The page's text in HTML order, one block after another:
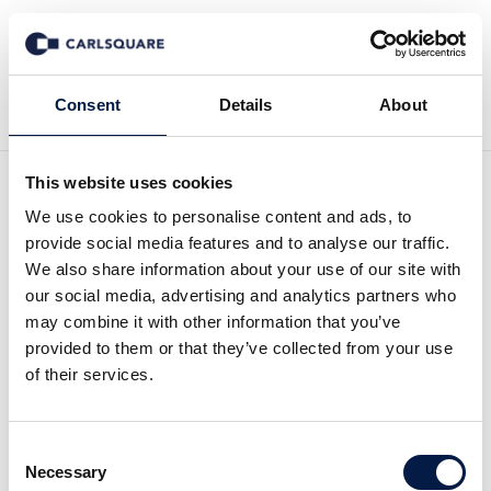
Consent Details About
This website uses cookies
We use cookies to personalise content and ads, to
provide social media features and to analyse our traffic.
We also share information about your use of our site with
our social media, advertising and analytics partners who
may combine it with other information that you’ve
provided to them or that they’ve collected from your use
of their services.
Selection
Necessary
Tillbaka till Nyheter
Analysuppdatering
DanCann Pharma, Kv2
2022: Företrädesemission
för att nå Break-even